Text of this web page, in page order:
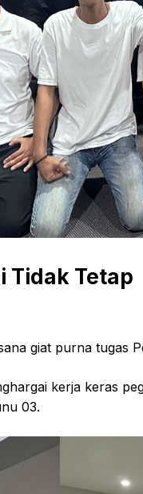
Tidak Tetap
giat purna tugas
kerja keras
03.